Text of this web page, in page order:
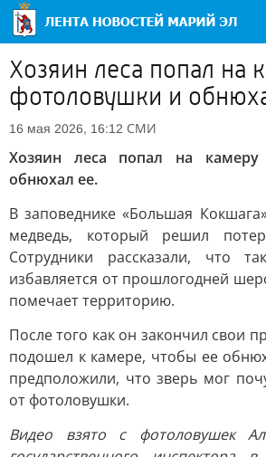
Хозяин леса попал на
фотоловушки и
16 мая 2026, 16:12 СМИ
Хозяин леса попал на
обнюхал ее.
В заповеднике «Большая
медведь, который решил
Сотрудники рассказали, что
избавляется от прошлогодней
помечает территорию.
После того как он закончил свои
подошел к камере, чтобы ее
предположили, что зверь мог
от фотоловушки.
Видео взято с фотоловушек